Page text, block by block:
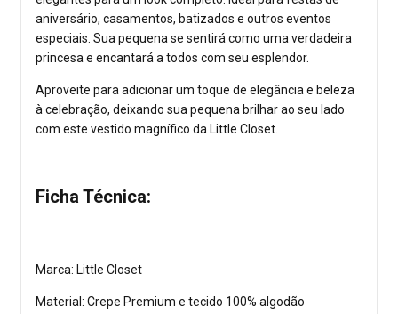
aniversário, casamentos, batizados e outros eventos
especiais. Sua pequena se sentirá como uma verdadeira
princesa e encantará a todos com seu esplendor.
Aproveite para adicionar um toque de elegância e beleza
à celebração, deixando sua pequena brilhar ao seu lado
com este vestido magnífico da Little Closet.
Ficha Técnica:
Marca: Little Closet
Material: Crepe Premium e tecido 100% algodão